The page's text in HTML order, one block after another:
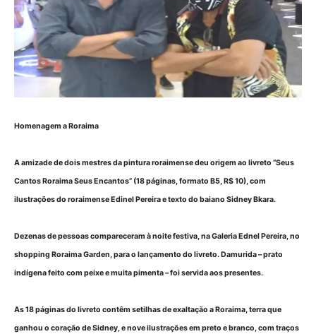
Homenagem a Roraima
A amizade de dois mestres da pintura roraimense deu origem ao livreto “Seus
Cantos Roraima Seus Encantos” (18 páginas, formato B5, R$ 10), com
ilustrações do roraimense Edinel Pereira e texto do baiano Sidney Bkara.
Dezenas de pessoas compareceram à noite festiva, na Galeria Ednel Pereira, no
shopping Roraima Garden, para o lançamento do livreto. Damurida – prato
indígena feito com peixe e muita pimenta – foi servida aos presentes.
As 18 páginas do livreto contêm setilhas de exaltação a Roraima, terra que
ganhou o coração de Sidney, e nove ilustrações em preto e branco, com traços